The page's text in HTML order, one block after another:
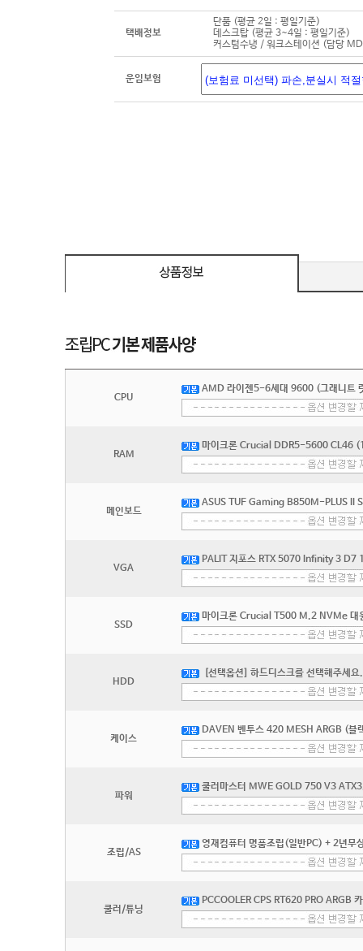
택배정보
단품 (평균 2일 : 평일기준)
데스크탑 (평균 3~4일 : 평일기준)
커스텀수냉 / 워크스테이션 (담당
운임보험
CPU
AMD 라이젠5-6세대 9600 (그래니트
RAM
마이크론 Crucial DDR5-5600 CL46
메인보드
ASUS TUF Gaming B850M-PLUS II
VGA
PALIT 지포스 RTX 5070 Infinity 3 D7
SSD
마이크론 Crucial T500 M.2 NVMe 대
HDD
[선택옵션] 하드디스크를 선택해주세요.
케이스
DAVEN 벤투스 420 MESH ARGB (블
파워
쿨러마스터 MWE GOLD 750 V3
조립/AS
영재컴퓨터 명품조립(일반PC) + 2년무
쿨러/튜닝
PCCOOLER CPS RT620 PRO ARGB